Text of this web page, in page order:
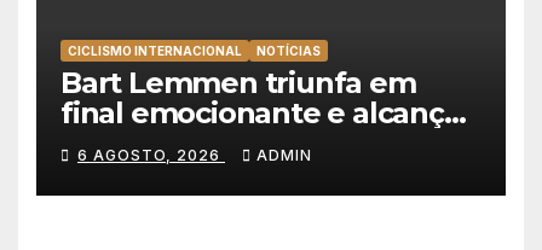
CICLISMO INTERNACIONAL NOTÍCIAS
Bart Lemmen triunfa em
final emocionante e alcança
a primeira vitória da carreira
na Volta à Polónia
6 AGOSTO, 2026 ADMIN